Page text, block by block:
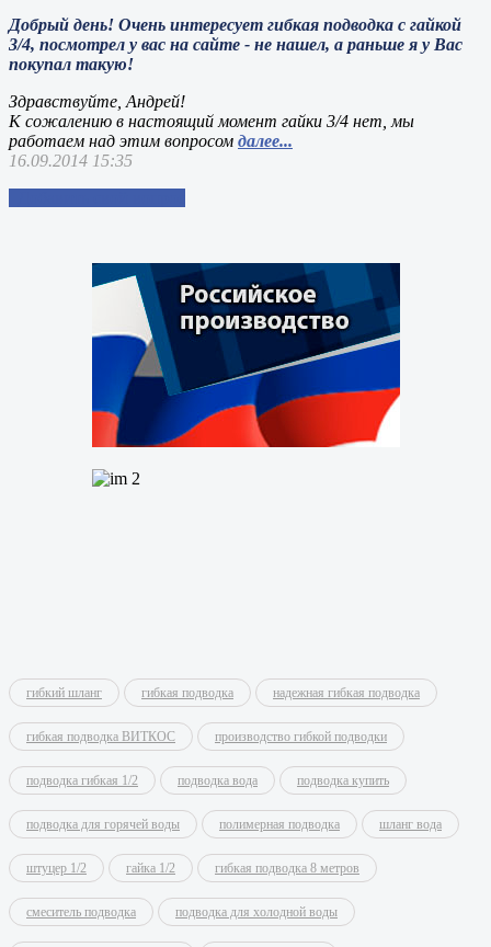
Добрый день! Очень интересует гибкая подводка с гайкой
3/4, посмотрел у вас на сайте - не нашел, а раньше я у Вас
покупал такую!
Здравствуйте, Андрей!
К сожалению в настоящий момент гайки 3/4 нет, мы
работаем над этим вопросом далее...
16.09.2014 15:35
гибкий шланг гибкая подводка надежная гибкая подводка
гибкая подводка ВИТКОС производство гибкой подводки
подводка гибкая 1/2 подводка вода подводка купить
подводка для горячей воды полимерная подводка шланг вода
штуцер 1/2 гайка 1/2 гибкая подводка 8 метров
смеситель подводка подводка для холодной воды